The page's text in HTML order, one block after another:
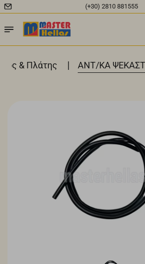
(+30) 2810 881555
& Πλάτης | ΑΝΤ/ΚΑ